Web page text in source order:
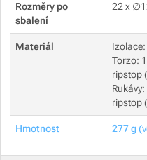
Rozměry po
sbalení
22 x
Materiál
Torzo:
ripstop
ripstop
Hmotnost 277 g